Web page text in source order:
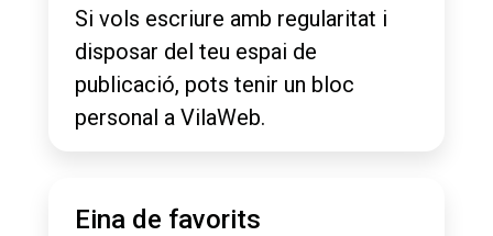
Si vols escriure amb regularitat i
disposar del teu espai de
publicació, pots tenir un bloc
personal a VilaWeb.
Eina de favorits